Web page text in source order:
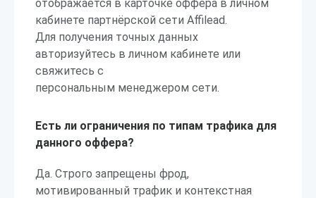
отображается в карточке оффера в личном
кабинете партнёрской сети Affilead.
Для получения точных данных
авторизуйтесь в личном кабинете или
свяжитесь с
персональным менеджером сети.
Есть ли ограничения по типам трафика для
данного оффера?
Да. Строго запрещены фрод,
мотивированный трафик и контекстная